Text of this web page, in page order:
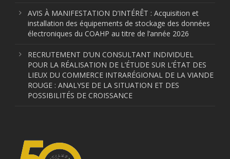
AVIS À MANIFESTATION D’INTÉRÊT : Acquisition et
installation des équipements de stockage des données
électroniques du COAHP au titre de l’année 2026
RECRUTEMENT D’UN CONSULTANT INDIVIDUEL
POUR LA RÉALISATION DE L’ÉTUDE SUR L’ÉTAT DES
LIEUX DU COMMERCE INTRARÉGIONAL DE LA VIANDE
ROUGE : ANALYSE DE LA SITUATION ET DES
POSSIBILITÉS DE CROISSANCE